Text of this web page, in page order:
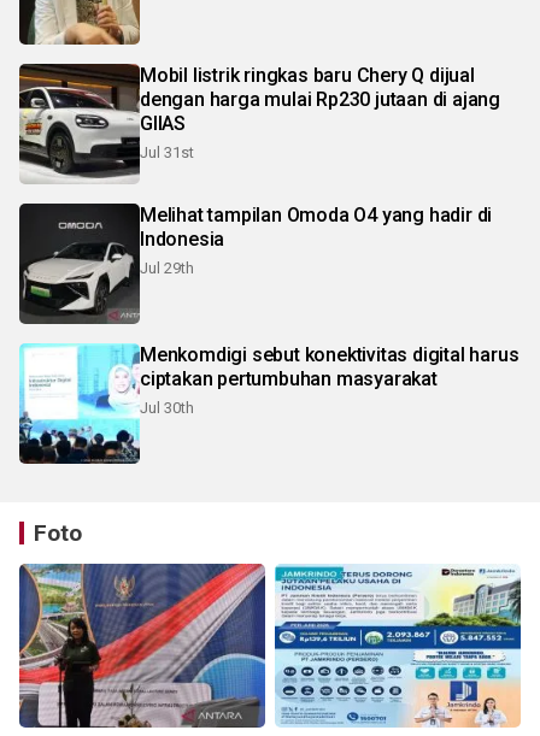
Mobil listrik ringkas baru Chery Q dijual
dengan harga mulai Rp230 jutaan di ajang
GIIAS
Jul 31st
Melihat tampilan Omoda O4 yang hadir di
Indonesia
Jul 29th
Menkomdigi sebut konektivitas digital harus
ciptakan pertumbuhan masyarakat
Jul 30th
Foto